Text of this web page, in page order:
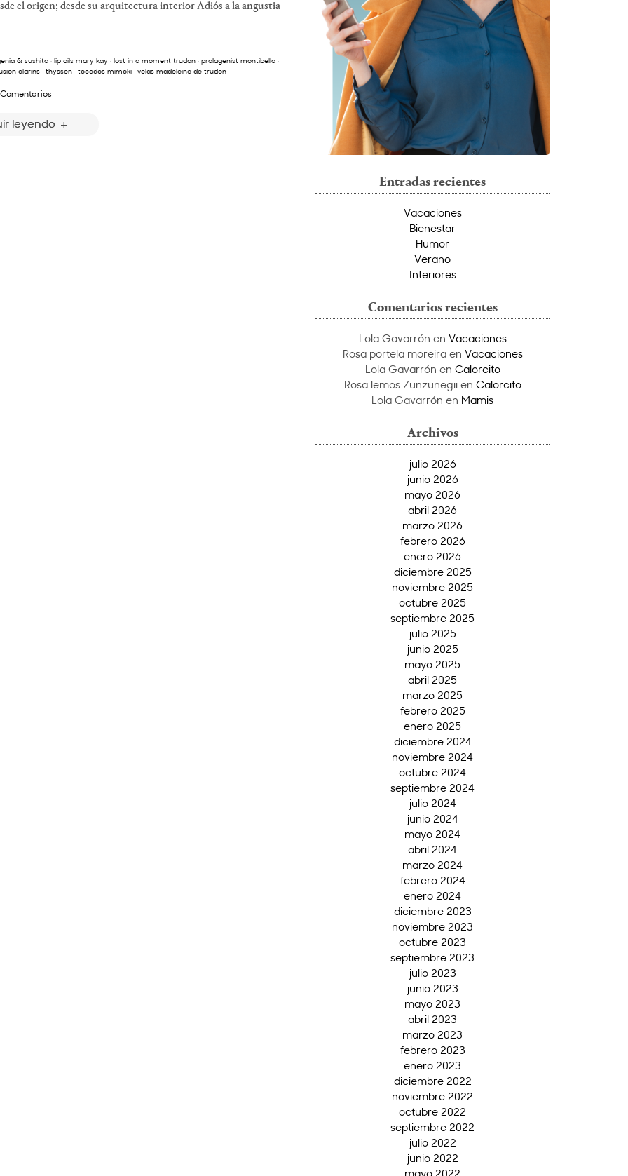
el origen; desde su arquitectura interior Adiós a la angustia
& sushita· lip oils mary kay· lost in a moment trudon· prolagenist montibello·
clarins · thyssen · tocados mimoki · velas madeleine de trudon
leyendo
Entradas recientes
Vacaciones
Bienestar
Humor
Verano
Interiores
Comentarios recientes
Lola Gavarrón en Vacaciones
Rosa portela moreiraen Vacaciones
Lola Gavarrón en Calorcito
Rosa lemos Zunzunegiien Calorcito
Lola Gavarrón en Mamis
Archivos
julio 2026
junio 2026
mayo 2026
abril 2026
marzo 2026
febrero 2026
enero 2026
diciembre 2025
noviembre 2025
octubre 2025
septiembre 2025
julio 2025
junio 2025
mayo 2025
abril 2025
marzo 2025
febrero 2025
enero 2025
diciembre 2024
noviembre 2024
octubre 2024
septiembre 2024
julio 2024
junio 2024
mayo 2024
abril 2024
marzo 2024
febrero 2024
enero 2024
diciembre 2023
noviembre 2023
octubre 2023
septiembre 2023
julio 2023
junio 2023
mayo 2023
abril 2023
marzo 2023
febrero 2023
enero 2023
diciembre 2022
noviembre 2022
octubre 2022
septiembre 2022
julio 2022
junio 2022
mayo 2022